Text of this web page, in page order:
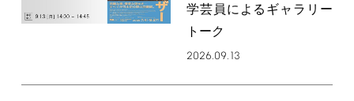
学芸員によるギャラリー
トーク
2026.09.13